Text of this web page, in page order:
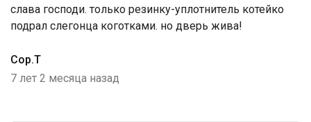
слава господи. только резинку-уплотнитель котейко
подрал слегонца коготками. но дверь жива!
Cop.T
7 лет 2 месяца назад